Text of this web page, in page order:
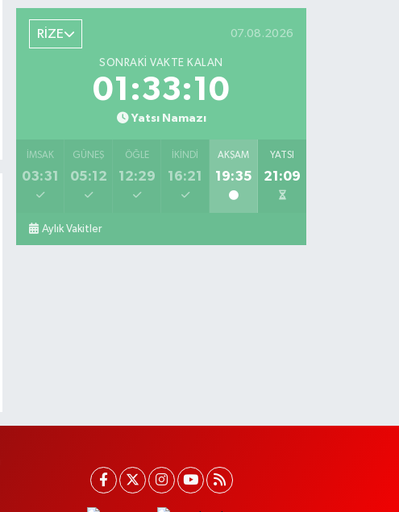
RİZE 07.08.2026
SONRAKI VAKTE KALAN
01:33:10
Yatsı Namazı
İMSAK
03:31
GÜNEŞ
05:12
ÖĞLE
12:29
İKINDI
16:21
AKŞAM
19:35
YATSI
21:09
Aylık Vakitler